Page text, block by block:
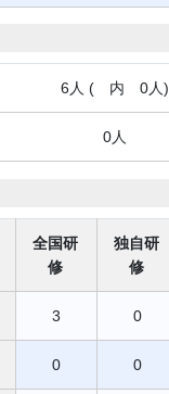
6人 ( 内 0人)
0人
全国研
修
独自研
修
3 0
0 0